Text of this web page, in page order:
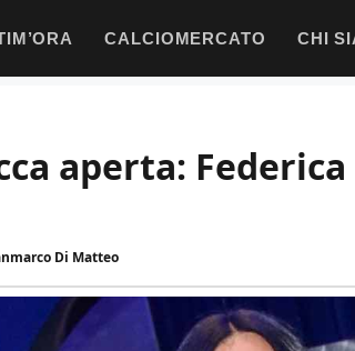
CALCIOMERCATO CHI
aperta:
Di Matteo